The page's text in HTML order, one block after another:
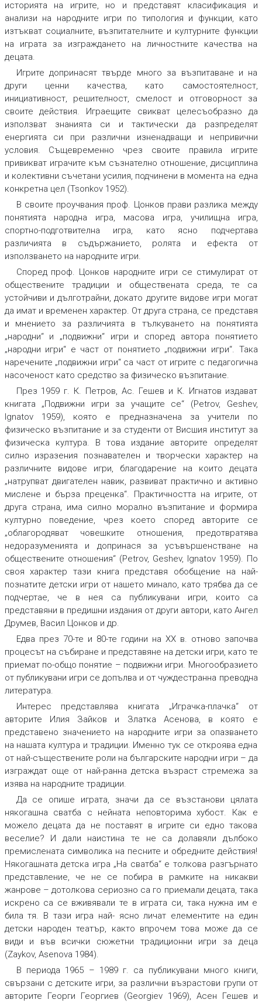
историята на игрите, но и представят класификация и
анализи на народните игри по типология и функции, като
изтъкват социалните, възпитателните и културните функции
на играта за изграждането на личностните качества на
децата.
Игрите допринасят твърде много за възпитаване и на
други ценни качества, като самостоятелност,
инициативност, решителност, смелост и отговорност за
своите действия. Играещите свикват целесъобразно да
използват знанията си и тактически да разпределят
енергията си при различни изненадващи и непривични
условия. Същевременно чрез своите правила игрите
привикват играчите към съзнателно отношение, дисциплина
и колективни съчетани усилия, подчинени в момента на една
конкретна цел (Tsonkov 1952).
В своите проучвания проф. Цонков прави разлика между
понятията народна игра, масова игра, училищна игра,
спортно-подготвителна игра, като ясно подчертава
различията в съдържанието, ролята и ефекта от
използването на народните игри.
Според проф. Цонков народните игри се стимулират от
обществените традиции и обществената среда, те са
устойчиви и дълготрайни, докато другите видове игри могат
да имат и временен характер. От друга страна, се представя
и мнението за различията в тълкуването на понятията
„народни“ и „подвижни“ игри и според автора понятието
„народни игри“ е част от понятието „подвижни игри“. Така
наречените „подвижни игри“ са част от игрите с педагогична
насоченост като средство за физическо възпитание.
През 1959 г. К. Петров, Ас. Гешев и К. Игнатов издават
книгата „Подвижни игри за учащите се“ (Petrov, Geshev,
Ignatov 1959), която е предназначена за учители по
физическо възпитание и за студенти от Висшия институт за
физическа култура. В това издание авторите определят
силно изразения познавателен и творчески характер на
различните видове игри, благодарение на които децата
„натрупват двигателен навик, развиват практично и активно
мислене и бърза преценка“. Практичността на игрите, от
друга страна, има силно морално възпитание и формира
културно поведение, чрез което според авторите се
„облагородяват човешките отношения, предотвратява
недоразуменията и допринася за усъвършенстване на
обществените отношения“ (Petrov, Geshev, Ignatov 1959). По
своя характер тази книга представя обобщение на най-
познатите детски игри от нашето минало, като трябва да се
подчертае, че в нея са публикувани игри, които са
представяни в предишни издания от други автори, като Ангел
Друмев, Васил Цонков и др.
Едва през 70-те и 80-те години на ХХ в. отново започва
процесът на събиране и представяне на детски игри, като те
приемат по-общо понятие – подвижни игри. Многообразието
от публикувани игри се допълва и от чуждестранна преводна
литература.
Интерес представлява книгата „Играчка-плачка“ от
авторите Илия Зайков и Златка Асенова, в която е
представено значението на народните игри за опазването
на нашата култура и традиции. Именно тук се откроява една
от най-съществените роли на българските народни игри – да
изграждат още от най-ранна детска възраст стремежа за
изява на народните традиции.
Да се опише играта, значи да се възстанови цялата
някогашна сватба с нейната неповторима хубост. Как е
можело децата да не поставят в игрите си едно такова
веселие? И дали наистина те не са долавяли дълбоко
премислената символика на песните и обредните действия!
Някогашната детска игра „На сватба“ е толкова разгърнато
представление, че не се побира в рамките на никакви
жанрове – дотолкова сериозно са го приемали децата, така
искрено са се вживявали те в играта си, така нужна им е
била тя. В тази игра най- ясно личат елементите на един
детски народен театър, както впрочем това може да се
види и във всички сюжетни традиционни игри за деца
(Zaykov, Asenova 1984).
В периода 1965 – 1989 г. са публикувани много книги,
свързани с детските игри, за различни възрастови групи от
авторите Георги Георгиев (Georgiev 1969), Асен Гешев и